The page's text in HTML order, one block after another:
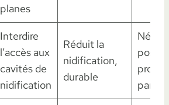
planes
Interdire
l’accès aux
cavités de
nidification
Réduit la
nidification,
durable
pose
parfois